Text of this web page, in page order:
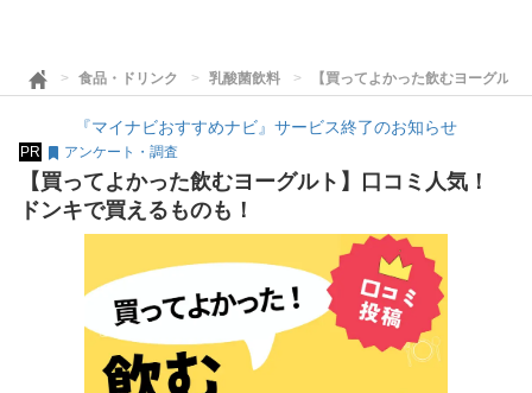
食品・ドリンク 乳酸菌飲料 【買ってよかった飲むヨーグル
『マイナビおすすめナビ』サービス終了のお知らせ
PR アンケート・調査
【買ってよかった飲むヨーグルト】口コミ人気！
ドンキで買えるものも！